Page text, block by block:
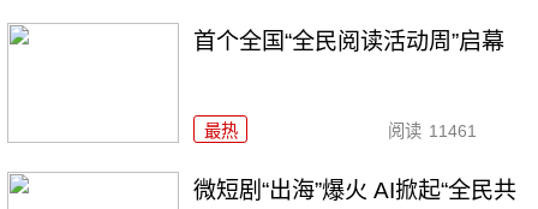
首个全国“全民阅读活动周”启幕
最热 阅读 11461
微短剧“出海”爆火 AI掀起“全民共